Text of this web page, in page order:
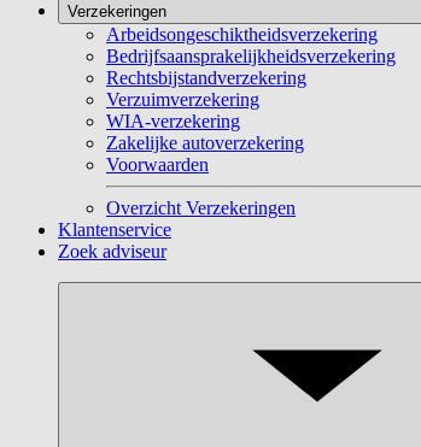
Verzekeringen
Arbeidsongeschiktheidsverzekering
Bedrijfsaansprakelijkheidsverzekering
Rechtsbijstandverzekering
Verzuimverzekering
WIA-verzekering
Zakelijke autoverzekering
Voorwaarden
Overzicht Verzekeringen
Klantenservice
Zoek adviseur